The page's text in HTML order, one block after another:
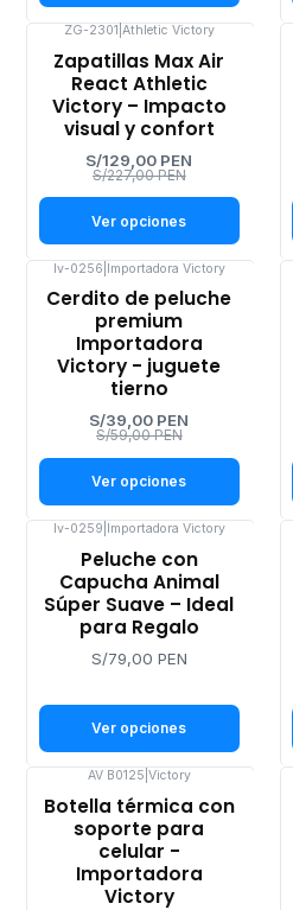
-43%
OFF
ZG-2301 Athletic Victory
Zapatillas Max Air
React Athletic
Victory – Impacto
visual y confort
S/129,00 PEN
S/227,00 PEN
Ver opciones
-34%
OFF
Iv-0256 Importadora Victory
Cerdito de peluche
premium
Importadora
Victory - juguete
tierno
S/39,00 PEN
S/59,00 PEN
Ver opciones
Iv-0259 Importadora Victory
Peluche con
Capucha Animal
Súper Suave – Ideal
para Regalo
S/79,00 PEN
Ver opciones
-20%
OFF
AV B0125 Victory
Botella térmica con
soporte para
celular -
Importadora
Victory